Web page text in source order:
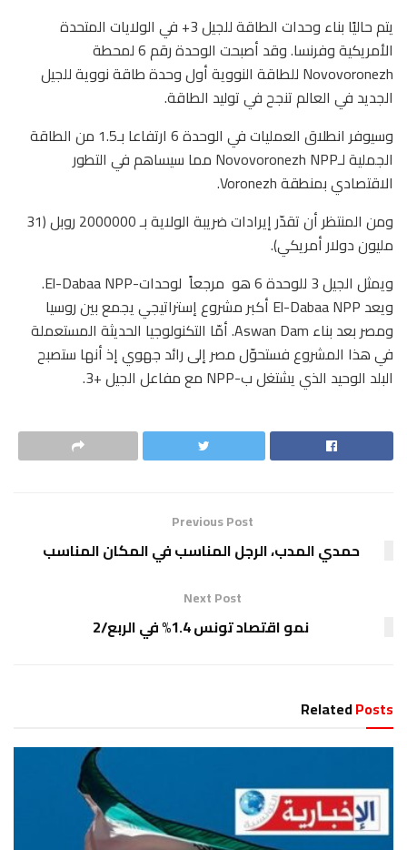
يتم حاليًا بناء وحدات الطاقة للجيل 3+ في الولايات المتحدة
الأمريكية وفرنسا. وقد أصبحت الوحدة رقم 6 لمحطة
Novovoronezh للطاقة النووية أول وحدة طاقة نووية للجيل
الجديد في العالم تنجح في توليد الطاقة.
وسيوفر انطلاق العمليات في الوحدة 6 ارتفاعا بـ1.5 من الطاقة
الجملية لـNovovoronezh NPP مما سيساهم في التطور
الاقتصادي بمنطقة Voronezh.
ومن المنتظر أن تقدّر إيرادات ضريبة الولاية بـ 2000000 روبل (31
مليون دولار أمريكي).
ويمثل الجيل 3 للوحدة 6 هو مرجعاً لوحدات-El-Dabaa NPP.
ويعد El-Dabaa NPP أكبر مشروع إستراتيجي يجمع بين روسيا
ومصر بعد بناء Aswan Dam. أمّا التكنولوجيا الحديثة المستعملة
في هذا المشروع فستحوّل مصر إلى رائد جهوي إذ أنها ستصبح
البلد الوحيد الذي يشتغل ب-NPP مع مفاعل الجيل +3.
Previous Post
حمدي المدب، الرجل المناسب في المكان المناسب
Next Post
نمو اقتصاد تونس 1.4% في الربع/2
RelatedPosts